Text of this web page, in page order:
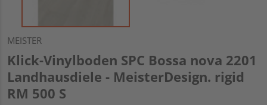
MEISTER
Klick-Vinylboden SPC Bossa nova 2201
Landhausdiele - MeisterDesign. rigid
RM 500 S